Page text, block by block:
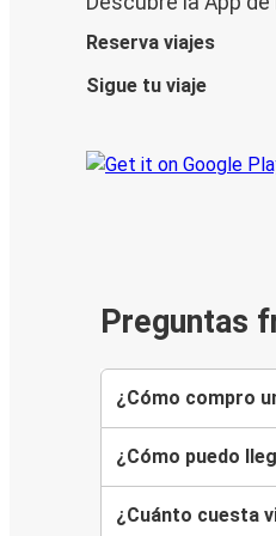
Reserva viajes
Sigue tu viaje
Preguntas
¿Cómo compro
¿Cómo puedo
¿Cuánto cuesta